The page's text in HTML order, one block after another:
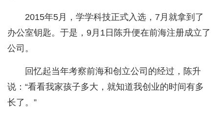
2015年5月，学学科技正式入选，7月就拿到了
办公室钥匙。于是，9月1日陈升便在前海注册成立了
公司。
回忆起当年考察前海和创立公司的经过，陈升
说：“看看我家孩子多大，就知道我创业的时间有多
长了。”